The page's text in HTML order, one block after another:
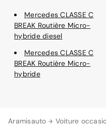
Aramisauto
Voiture
Mercedes CLASSE C
BREAK Routière Micro-
hybride diesel
Mercedes CLASSE C
BREAK Routière Micro-
hybride